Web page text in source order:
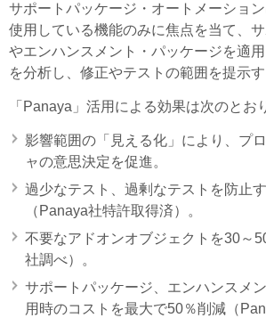
サポートパッケージ・オートメーショ
使用している機能のみに焦点を当て、
やエンハンスメント・パッケージを適
を分析し、修正やテストの範囲を提示す
「Panaya」活用による効果は次のとお
影響範囲の「見える化」により、プ
ャの意思決定を促進。
過少なテスト、過剰なテストを防止
（Panaya社特許取得済）。
不要なアドオンオブジェクトを30～
社調べ）。
サポートパッケージ、エンハンスメ
用時のコストを最大で50％削減（